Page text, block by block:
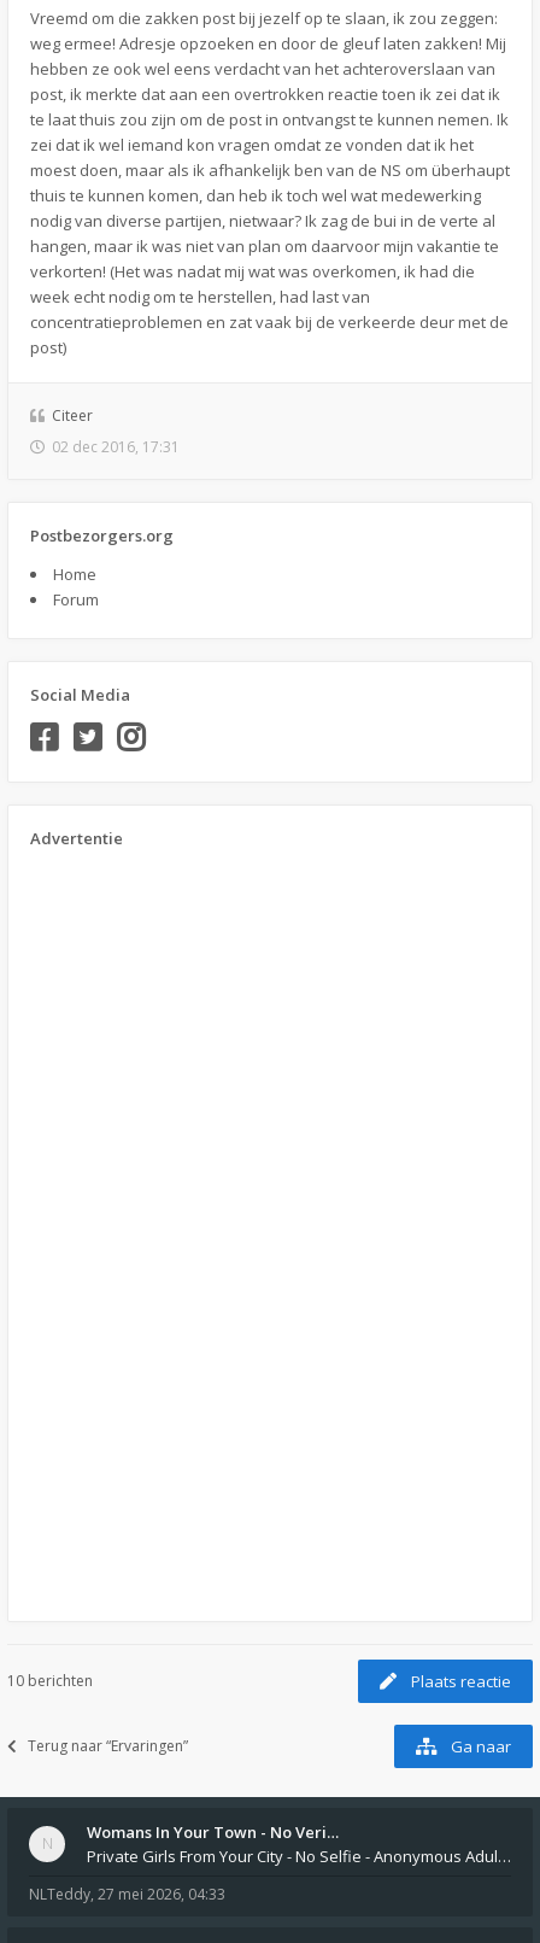
Vreemd om die zakken post bij jezelf op te slaan, ik zou zeggen:
weg ermee! Adresje opzoeken en door de gleuf laten zakken! Mij
hebben ze ook wel eens verdacht van het achteroverslaan van
post, ik merkte dat aan een overtrokken reactie toen ik zei dat ik
te laat thuis zou zijn om de post in ontvangst te kunnen nemen. Ik
zei dat ik wel iemand kon vragen omdat ze vonden dat ik het
moest doen, maar als ik afhankelijk ben van de NS om überhaupt
thuis te kunnen komen, dan heb ik toch wel wat medewerking
nodig van diverse partijen, nietwaar? Ik zag de bui in de verte al
hangen, maar ik was niet van plan om daarvoor mijn vakantie te
verkorten! (Het was nadat mij wat was overkomen, ik had die
week echt nodig om te herstellen, had last van
concentratieproblemen en zat vaak bij de verkeerde deur met de
post)
Citeer
02 dec 2016, 17:31
Postbezorgers.org
Home
Forum
Social Media
Advertentie
10 berichten Plaats reactie
Terug naar “Ervaringen” Ga naar
Womans In Your Town - No Veri…
Private Girls From Your City - No Selfie - Anonymous Adult Dating https://privatedates.live Private Girls In Your
NLTeddy, 27 mei 2026, 04:33